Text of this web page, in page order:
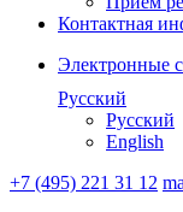
Контактная
Электронные
Русский
Русский
English
+7 (495) 221 31 12